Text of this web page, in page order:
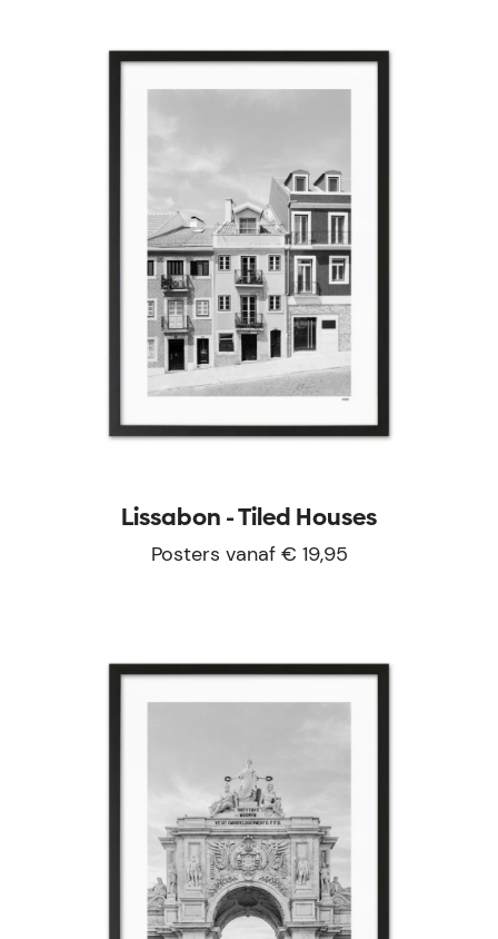
Lissabon - Tiled Houses
Posters vanaf € 19,95